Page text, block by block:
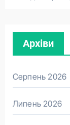
Архіви
Серпень 2026
Липень 2026